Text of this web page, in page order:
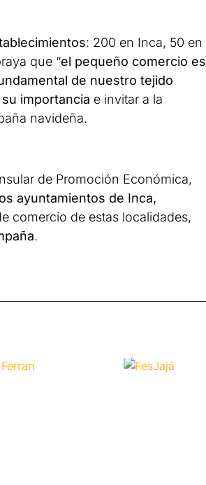
: 200 en Inca, 50 en
que “el pequeño comercio es
de nuestro tejido
importancia e invitar a la
navideña.
de Promoción Económica,
ayuntamientos de Inca,
comercio de estas localidades,
.